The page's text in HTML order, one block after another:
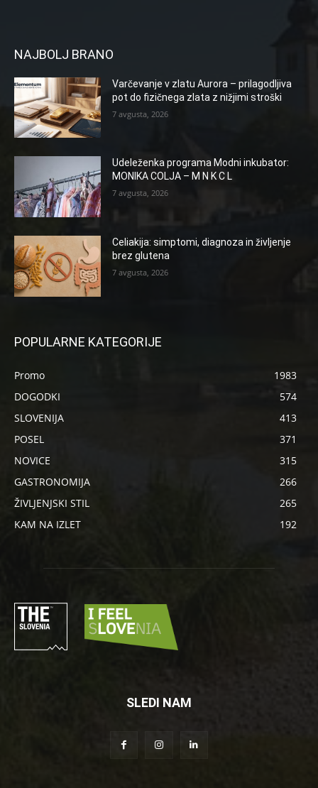
NAJBOLJ BRANO
Varčevanje v zlatu Aurora – prilagodljiva
pot do fizičnega zlata z nižjimi stroški
7 avgusta, 2026
Udeleženka programa Modni inkubator:
MONIKA COLJA – M N K C L
7 avgusta, 2026
Celiakija: simptomi, diagnoza in življenje
brez glutena
7 avgusta, 2026
POPULARNE KATEGORIJE
Promo
1983
DOGODKI
574
SLOVENIJA
413
POSEL
371
NOVICE
315
GASTRONOMIJA
266
ŽIVLJENJSKI STIL
265
KAM NA IZLET
192
SLEDI NAM